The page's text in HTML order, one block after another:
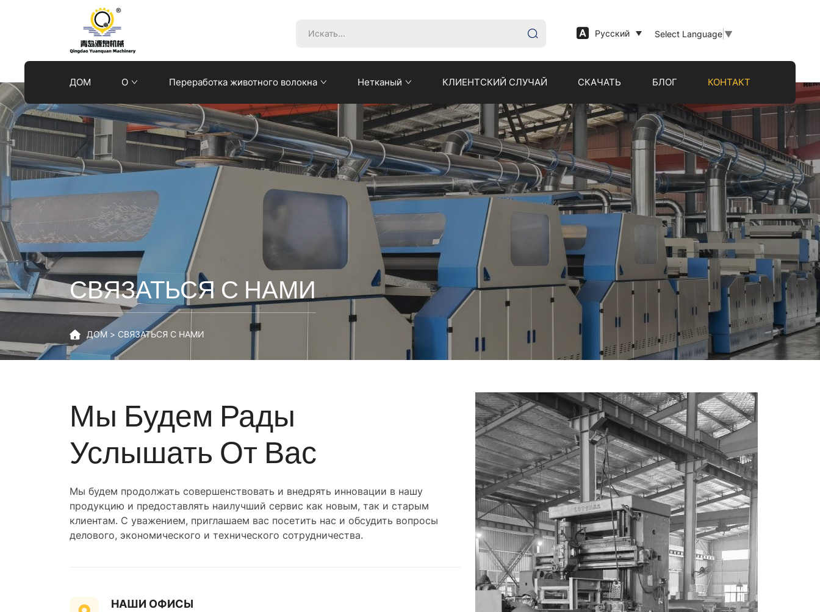
Русский Select Language ▼
ДОМ О Переработка животного волокна Нетканый КЛИЕНТСКИЙ СЛУЧАЙ СКАЧАТЬ БЛОГ КОНТАКТ
Qingdao
Yuanquan
Machinery
Co.,Ltd
СВЯЗАТЬСЯ С НАМИ
ДОМ СВЯЗАТЬСЯ С НАМИ
Мы Будем Рады
Услышать От Вас
Мы будем продолжать совершенствовать и внедрять инновации в нашу
продукцию и предоставлять наилучший сервис как новым, так и старым
клиентам. С уважением, приглашаем вас посетить нас и обсудить вопросы
делового, экономического и технического сотрудничества.
НАШИ ОФИСЫ